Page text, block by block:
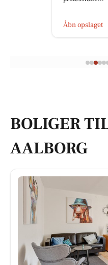
BOLIGER
AALBORG